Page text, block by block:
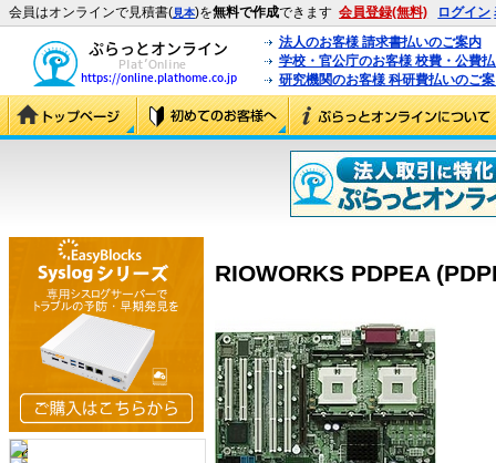
会員はオンラインで見積書(見本)を無料で作成できます 会員登録(無料) ログイン
法人のお客様 請求書払いのご案内
学校・官公庁のお客様 校費・公費
研究機関のお客様 科研費払いのご
RIOWORKS PDPEA